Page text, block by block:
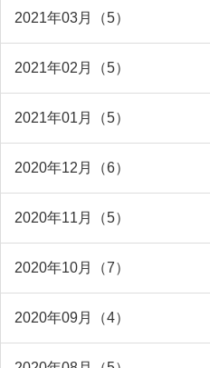
2021年03月（5）
2021年02月（5）
2021年01月（5）
2020年12月（6）
2020年11月（5）
2020年10月（7）
2020年09月（4）